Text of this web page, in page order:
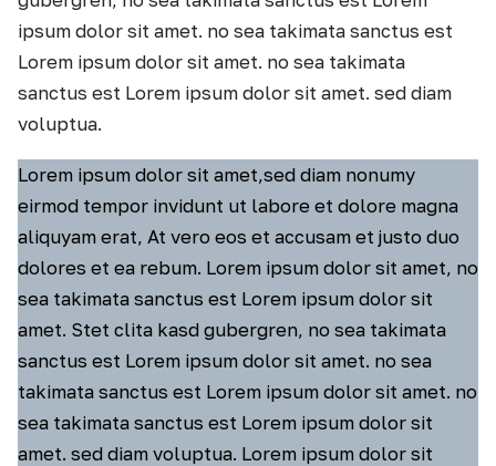
ipsum dolor sit amet. no sea takimata sanctus est
Lorem ipsum dolor sit amet. no sea takimata
sanctus est Lorem ipsum dolor sit amet. sed diam
voluptua.
Lorem ipsum dolor sit amet,sed diam nonumy
eirmod tempor invidunt ut labore et dolore magna
aliquyam erat, At vero eos et accusam et justo duo
dolores et ea rebum. Lorem ipsum dolor sit amet, no
sea takimata sanctus est Lorem ipsum dolor sit
amet. Stet clita kasd gubergren, no sea takimata
sanctus est Lorem ipsum dolor sit amet. no sea
takimata sanctus est Lorem ipsum dolor sit amet. no
sea takimata sanctus est Lorem ipsum dolor sit
amet. sed diam voluptua. Lorem ipsum dolor sit